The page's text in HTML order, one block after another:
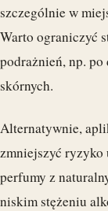
szczególnie w
Warto ograniczyć
podrażnień, np.
skórnych.
Alternatywnie,
zmniejszyć ryzyko
perfumy z
niskim stężeniu